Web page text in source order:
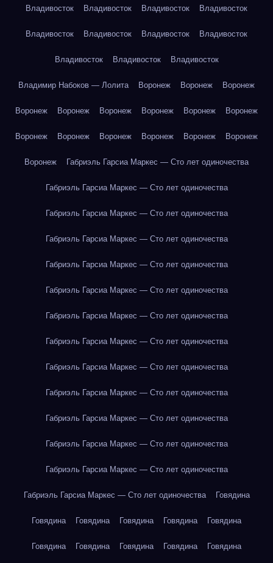
Владивосток Владивосток Владивосток Владивосток
Владивосток Владивосток Владивосток Владивосток
Владивосток Владивосток Владивосток
Владимир Набоков — Лолита Воронеж Воронеж Воронеж
Воронеж Воронеж Воронеж Воронеж Воронеж Воронеж
Воронеж Воронеж Воронеж Воронеж Воронеж Воронеж
Воронеж Габриэль Гарсиа Маркес — Сто лет одиночества
Габриэль Гарсиа Маркес — Сто лет одиночества
Габриэль Гарсиа Маркес — Сто лет одиночества
Габриэль Гарсиа Маркес — Сто лет одиночества
Габриэль Гарсиа Маркес — Сто лет одиночества
Габриэль Гарсиа Маркес — Сто лет одиночества
Габриэль Гарсиа Маркес — Сто лет одиночества
Габриэль Гарсиа Маркес — Сто лет одиночества
Габриэль Гарсиа Маркес — Сто лет одиночества
Габриэль Гарсиа Маркес — Сто лет одиночества
Габриэль Гарсиа Маркес — Сто лет одиночества
Габриэль Гарсиа Маркес — Сто лет одиночества
Габриэль Гарсиа Маркес — Сто лет одиночества
Габриэль Гарсиа Маркес — Сто лет одиночества Говядина
Говядина Говядина Говядина Говядина Говядина
Говядина Говядина Говядина Говядина Говядина